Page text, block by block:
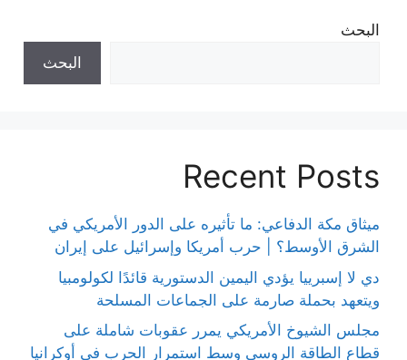
البحث
البحث
Recent Posts
ميثاق مكة الدفاعي: ما تأثيره على الدور الأمريكي في
الشرق الأوسط؟ | حرب أمريكا وإسرائيل على إيران
دي لا إسبرييا يؤدي اليمين الدستورية قائدًا لكولومبيا
ويتعهد بحملة صارمة على الجماعات المسلحة
مجلس الشيوخ الأمريكي يمرر عقوبات شاملة على
قطاع الطاقة الروسي وسط استمرار الحرب في أوكرانيا